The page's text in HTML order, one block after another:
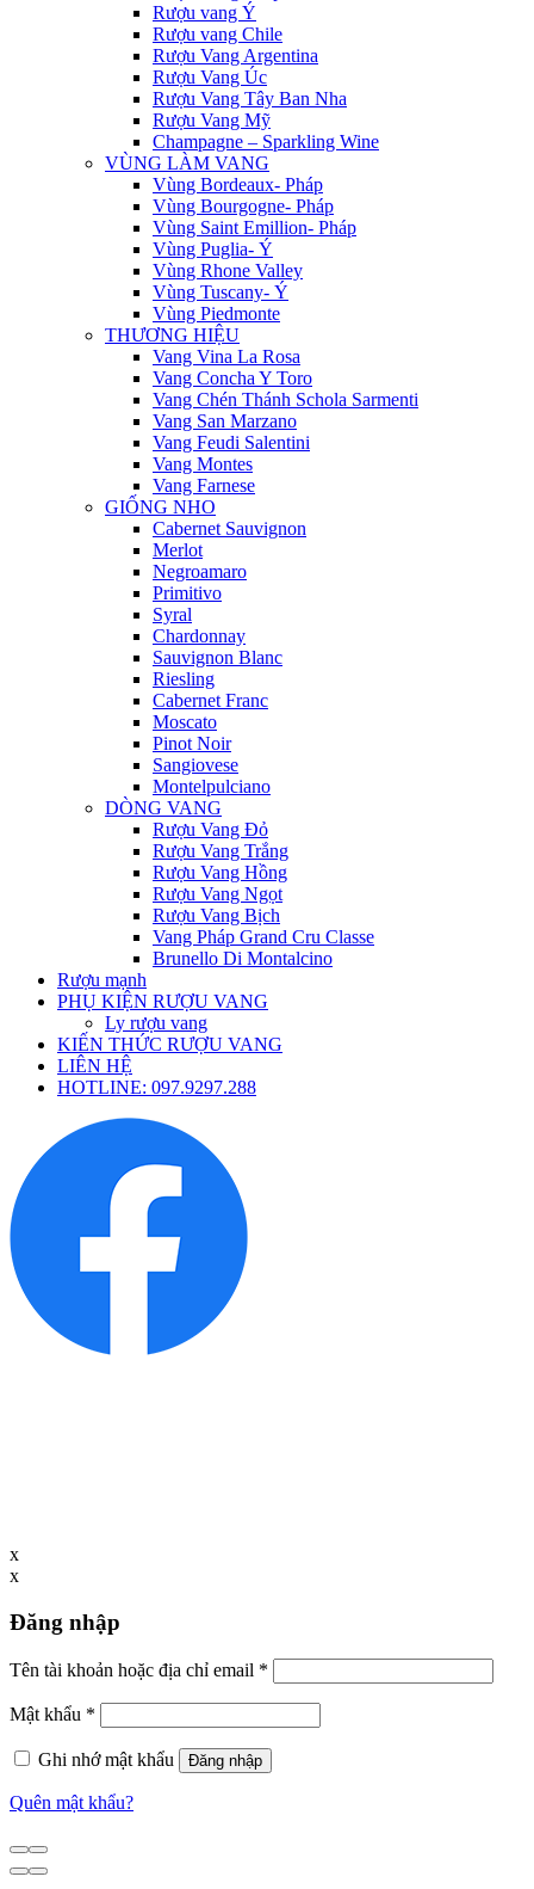
Rượu vang Ý
Rượu vang Chile
Rượu Vang Argentina
Rượu Vang Úc
Rượu Vang Tây Ban Nha
Rượu Vang Mỹ
Champagne – Sparkling Wine
VÙNG LÀM VANG
Vùng Bordeaux- Pháp
Vùng Bourgogne- Pháp
Vùng Saint Emillion- Pháp
Vùng Puglia- Ý
Vùng Rhone Valley
Vùng Tuscany- Ý
Vùng Piedmonte
THƯƠNG HIỆU
Vang Vina La Rosa
Vang Concha Y Toro
Vang Chén Thánh Schola Sarmenti
Vang San Marzano
Vang Feudi Salentini
Vang Montes
Vang Farnese
GIỐNG NHO
Cabernet Sauvignon
Merlot
Negroamaro
Primitivo
Syral
Chardonnay
Sauvignon Blanc
Riesling
Cabernet Franc
Moscato
Pinot Noir
Sangiovese
Montelpulciano
DÒNG VANG
Rượu Vang Đỏ
Rượu Vang Trắng
Rượu Vang Hồng
Rượu Vang Ngọt
Rượu Vang Bịch
Vang Pháp Grand Cru Classe
Brunello Di Montalcino
Rượu mạnh
PHỤ KIỆN RƯỢU VANG
Ly rượu vang
KIẾN THỨC RƯỢU VANG
LIÊN HỆ
HOTLINE: 097.9297.288
x
x
Đăng nhập
Tên tài khoản hoặc địa chỉ email *
Mật khẩu *
Ghi nhớ mật khẩu Đăng nhập
Quên mật khẩu?